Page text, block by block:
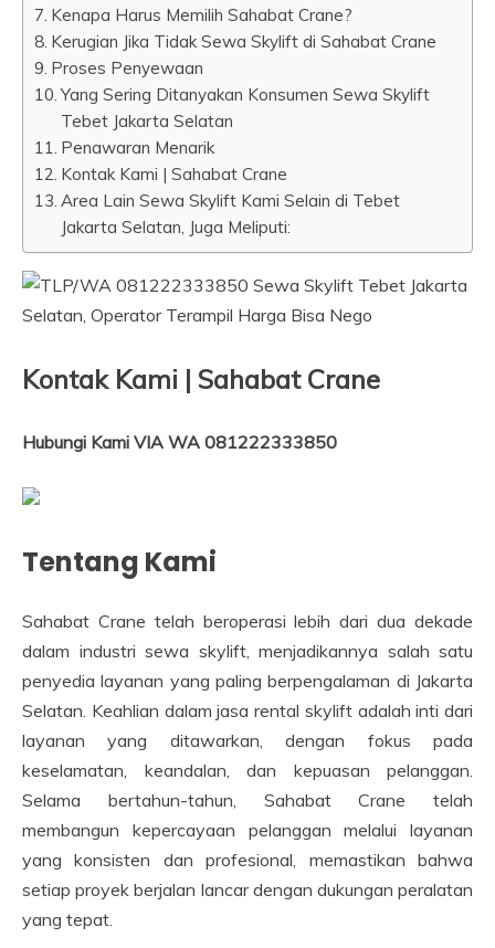
Kenapa Harus Memilih Sahabat Crane?
Kerugian Jika Tidak Sewa Skylift di Sahabat Crane
Proses Penyewaan
Yang Sering Ditanyakan Konsumen Sewa Skylift
Tebet Jakarta Selatan
Penawaran Menarik
Kontak Kami | Sahabat Crane
Area Lain Sewa Skylift Kami Selain di Tebet
Jakarta Selatan, Juga Meliputi:
Kontak Kami | Sahabat Crane
Hubungi Kami VIA WA 081222333850
Tentang Kami
Sahabat Crane telah beroperasi lebih dari dua dekade
dalam industri sewa skylift, menjadikannya salah satu
penyedia layanan yang paling berpengalaman di Jakarta
Selatan. Keahlian dalam jasa rental skylift adalah inti dari
layanan yang ditawarkan, dengan fokus pada
keselamatan, keandalan, dan kepuasan pelanggan.
Selama bertahun-tahun, Sahabat Crane telah
membangun kepercayaan pelanggan melalui layanan
yang konsisten dan profesional, memastikan bahwa
setiap proyek berjalan lancar dengan dukungan peralatan
yang tepat.